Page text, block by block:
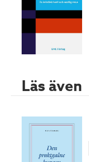
Läs även